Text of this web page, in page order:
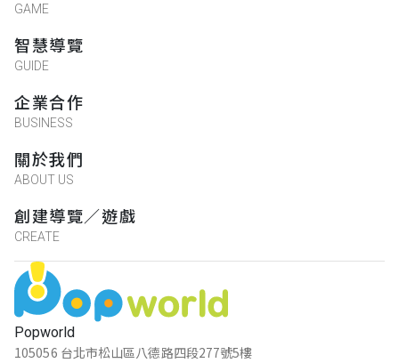
Popworld
105056 台北市松山區八德路四段277號5樓
GAME
智慧導覽
GUIDE
企業合作
BUSINESS
關於我們
ABOUT US
創建導覽／遊戲
CREATE